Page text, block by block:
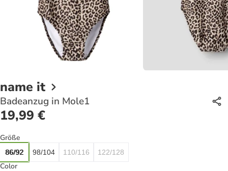
name it
Badeanzug in Mole1
19,99 €
Größe
86/92 98/104 110/116 122/128
Color